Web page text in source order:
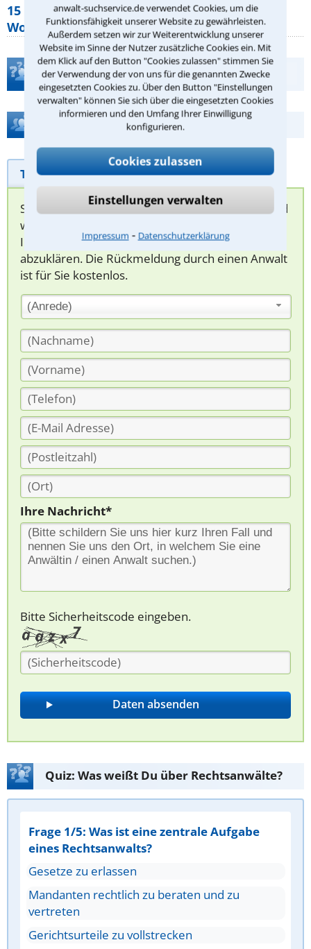
anwalt-suchservice.de verwendet Cookies, um die
Funktionsfähigkeit unserer Website zu gewährleisten.
Außerdem setzen wir zur Weiterentwicklung unserer
Website im Sinne der Nutzer zusätzliche Cookies ein. Mit
dem Klick auf den Button "Cookies zulassen" stimmen Sie
der Verwendung der von uns für die genannten Zwecke
eingesetzten Cookies zu. Über den Button "Einstellungen
verwalten" können Sie sich über die eingesetzten Cookies
informieren und den Umfang Ihrer Einwilligung
konfigurieren.
Cookies zulassen
Einstellungen verwalten
Impressum ⁃ Datenschutzerklärung
15 elementare Rechte, die jeder
Wohnungseigentümer kennen sollte
Teste Dein Rechtswissen
Hilfe bei Ihrer Anwaltsuche?
Telefonhilfe Beratungsanfrage
Sie können hier Ihren Fall schildern. Anschließend
werden sich spezialisierte Rechtsanwälte bei
Ihnen melden, um das weitere Vorgehen
abzuklären. Die Rückmeldung durch einen Anwalt
ist für Sie kostenlos.
(Anrede)
Ihre Nachricht*
Bitte Sicherheitscode eingeben.
Quiz: Was weißt Du über Rechtsanwälte?
Frage 1/5: Was ist eine zentrale Aufgabe
eines Rechtsanwalts?
Gesetze zu erlassen
Mandanten rechtlich zu beraten und zu
vertreten
Gerichtsurteile zu vollstrecken